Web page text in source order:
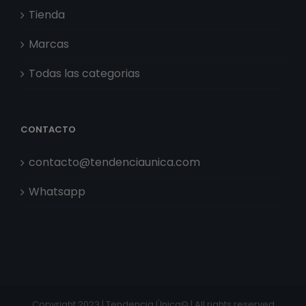
Tienda
Marcas
Todas las categorias
CONTACTO
contacto@tendenciaunica.com
Whatsapp